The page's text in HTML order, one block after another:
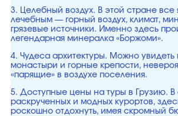
3. Целебный воздух. В этой стране все
лечебным — горный воздух, климат,
грязевые источники. Именно здесь
легендарная минералка «Боржоми».
4. Чудеса архитектуры. Можно
монастыри и горные крепости,
«парящие» в воздухе поселения.
5. Доступные цены на туры в Грузию. В
раскрученных и модных курортов,
роскошно отдохнуть, имея скромный